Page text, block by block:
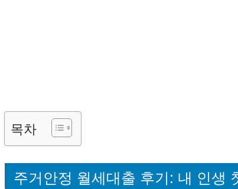
목차
주거안정 월세대출 후기: 내 인생